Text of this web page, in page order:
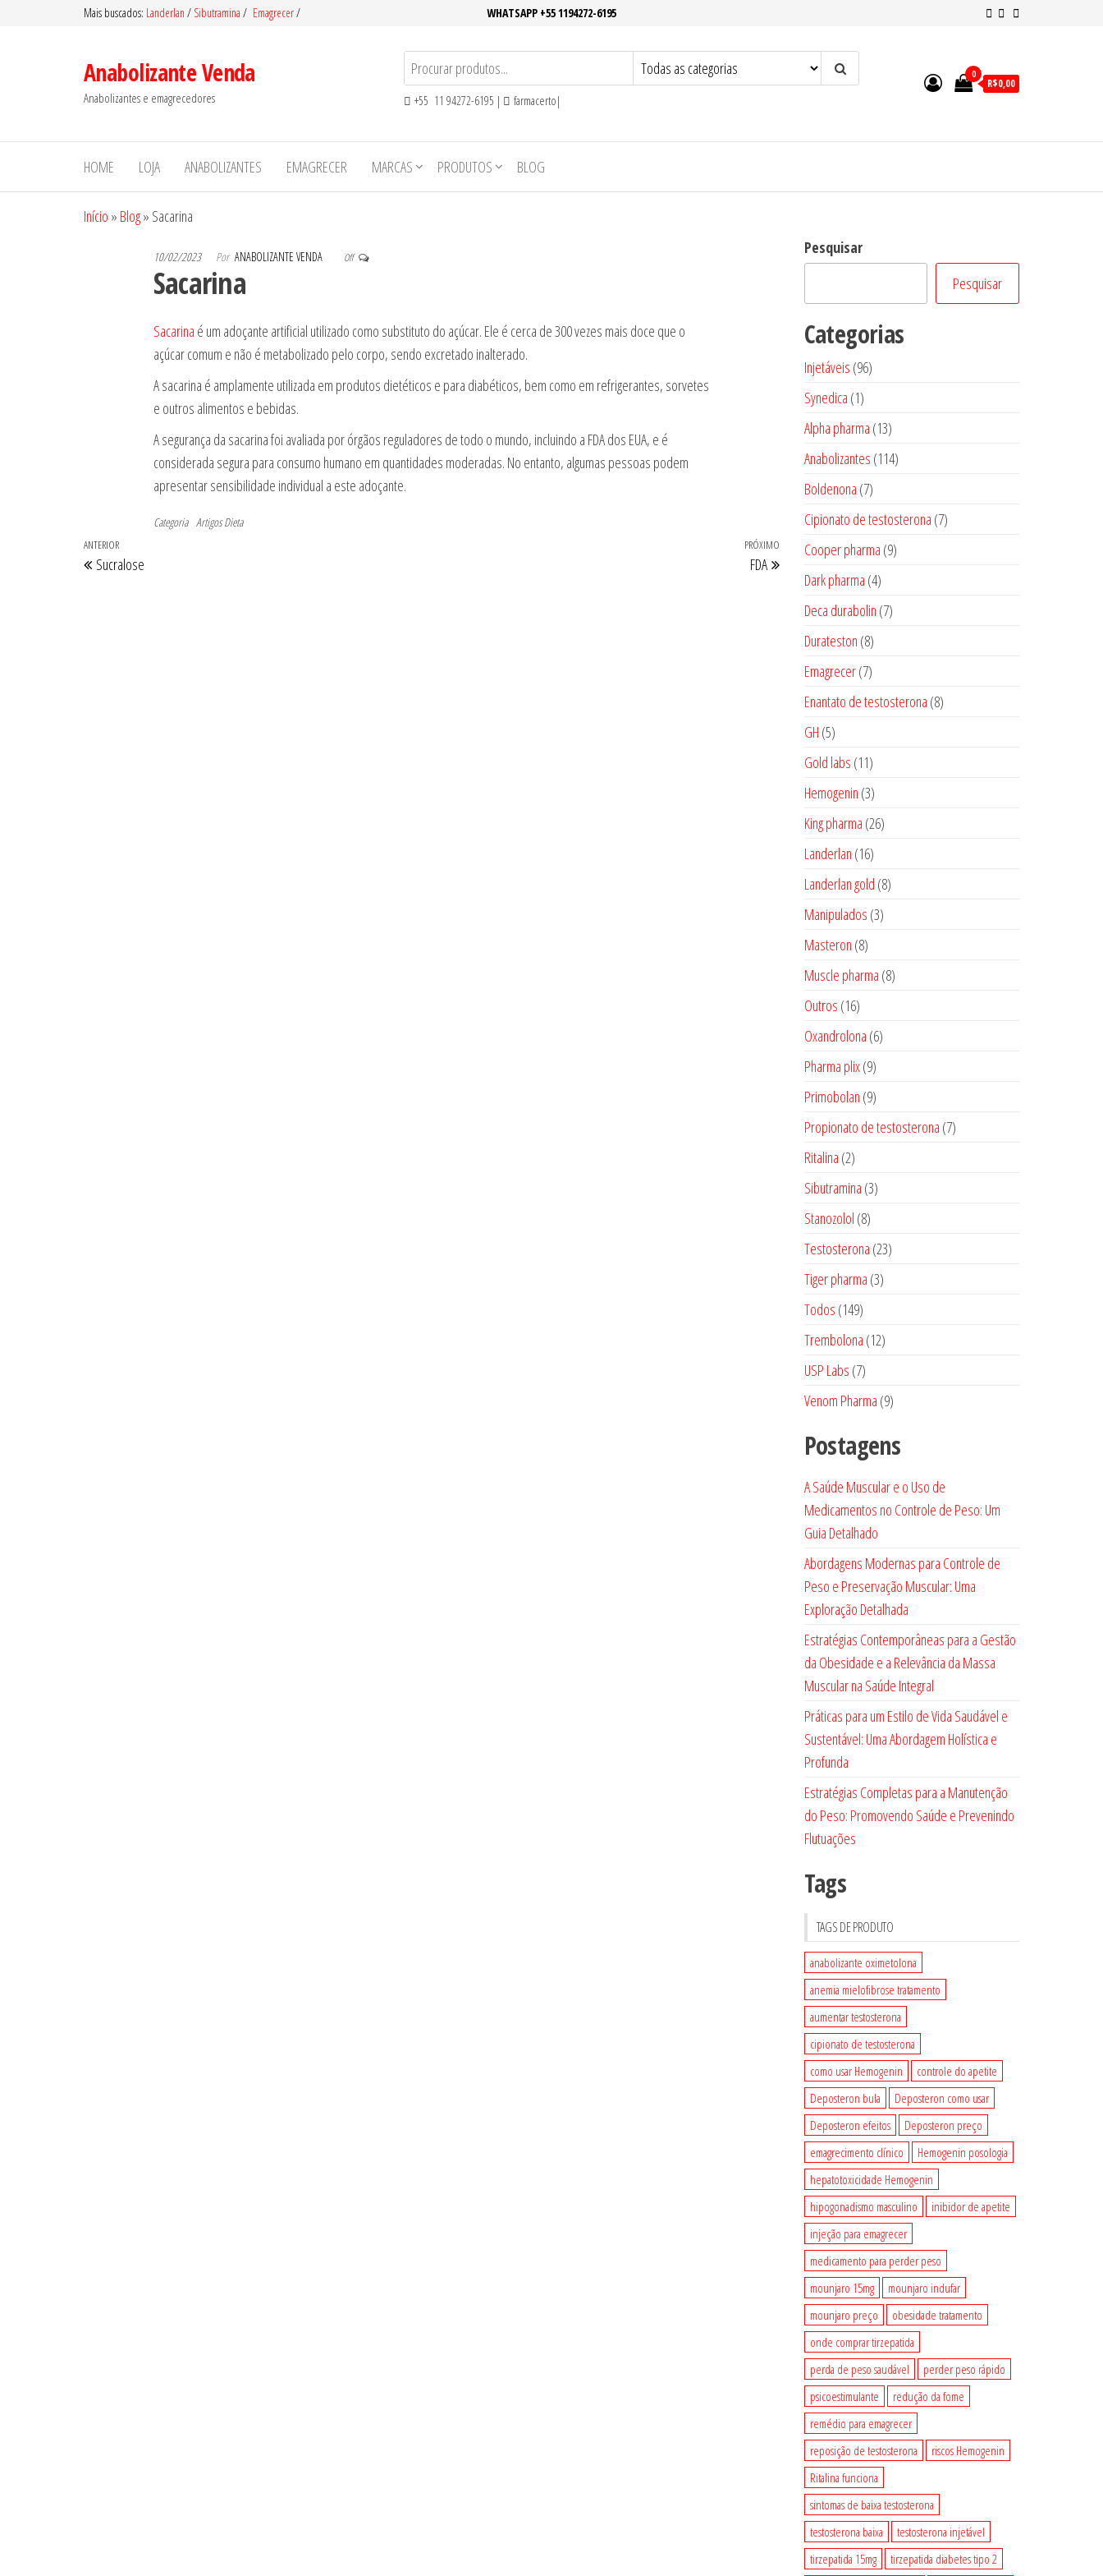
Mais buscados: Landerlan / Sibutramina / Emagrecer/ WHATSAPP +55 1194272-6195
Anabolizante Venda
Anabolizantes e emagrecedores +55 11 94272-6195 | farmacerto|
0
R$0,00
HOME LOJA ANABOLIZANTES EMAGRECER MARCAS PRODUTOS BLOG
Início » Blog» Sacarina
10/02/2023 Por ANABOLIZANTE VENDA Off
Sacarina
Sacarina é um adoçante artificial utilizado como substituto do açúcar. Ele é cerca de 300 vezes mais doce que o
açúcar comum e não é metabolizado pelo corpo, sendo excretado inalterado.
A sacarina é amplamente utilizada em produtos dietéticos e para diabéticos, bem como em refrigerantes, sorvetes
e outros alimentos e bebidas.
A segurança da sacarina foi avaliada por órgãos reguladores de todo o mundo, incluindo a FDA dos EUA, e é
considerada segura para consumo humano em quantidades moderadas. No entanto, algumas pessoas podem
apresentar sensibilidade individual a este adoçante.
Categoria Artigos Dieta
Navegação
de
Post
anterior
ANTERIOR
Sucralose
Próximo
post
PRÓXIMO
FDA
Pesquisar
Pesquisar
Categorias
Injetáveis 9696
Synedica 11
produto
Alpha pharma 1313
produtos
Anabolizantes 114114
Boldenona 77
produtos
Cipionato de testosterona 77
Cooper pharma 99
Dark pharma 44
produtos
Deca durabolin 77
Durateston 88
produtos
Emagrecer 77
produtos
Enantato de testosterona 88
GH 55
produtos
Gold labs 1111
produtos
Hemogenin 33
produtos
King pharma 2626
Landerlan 1616
produtos
Landerlan gold 88
Manipulados 33
Masteron 88
produtos
Muscle pharma 88
Outros 1616
produtos
Oxandrolona 66
Pharma plix 99
produtos
Primobolan 99
produtos
Propionato de testosterona 77
Ritalina 22
produtos
Sibutramina 33
Stanozolol 88
produtos
Testosterona 2323
Tiger pharma 33
Todos 149149
produtos
Trembolona 1212
USP Labs 77
produtos
Venom Pharma 99
Postagens
A Saúde Muscular e o Uso de
Medicamentos no Controle de Peso: Um
Guia Detalhado
Abordagens Modernas para Controle de
Peso e Preservação Muscular: Uma
Exploração Detalhada
Estratégias Contemporâneas para a Gestão
da Obesidade e a Relevância da Massa
Muscular na Saúde Integral
Práticas para um Estilo de Vida Saudável e
Sustentável: Uma Abordagem Holística e
Profunda
Estratégias Completas para a Manutenção
do Peso: Promovendo Saúde e Prevenindo
Flutuações
Tags
TAGS DE PRODUTO
anabolizante oximetolona
anemia mielofibrose tratamento
aumentar testosterona
cipionato de testosterona
como usar Hemogenin
controle do apetite
Deposteron bula
Deposteron como usar
Deposteron efeitos
Deposteron preço
emagrecimento clínico
Hemogenin posologia
hepatotoxicidade Hemogenin
hipogonadismo masculino
inibidor de apetite
injeção para emagrecer
medicamento para perder peso
mounjaro 15mg
mounjaro indufar
mounjaro preço
obesidade tratamento
onde comprar tirzepatida
perda de peso saudável
perder peso rápido
psicoestimulante
redução da fome
remédio para emagrecer
reposição de testosterona
riscos Hemogenin
Ritalina funciona
sintomas de baixa testosterona
testosterona baixa
testosterona injetável
tirzepatida 15mg
tirzepatida diabetes tipo 2